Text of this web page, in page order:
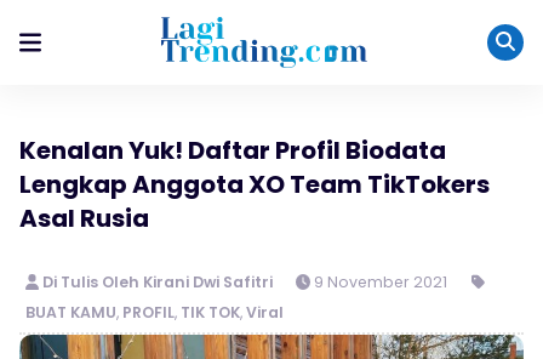
Kenalan Yuk! Daftar Profil Biodata
Lengkap Anggota XO Team TikTokers
Asal Rusia
Di Tulis Oleh Kirani Dwi Safitri
9 November 2021
BUAT KAMU, PROFIL, TIK TOK,Viral